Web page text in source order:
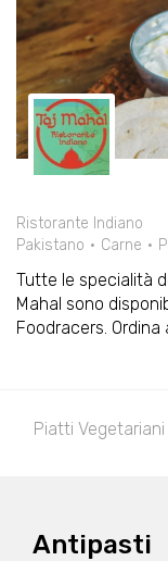
Ristorante Indiano
Pakistano
Carne
Tutte le specialità
Mahal sono
Foodracers.
Piatti Vegetariani
Antipasti